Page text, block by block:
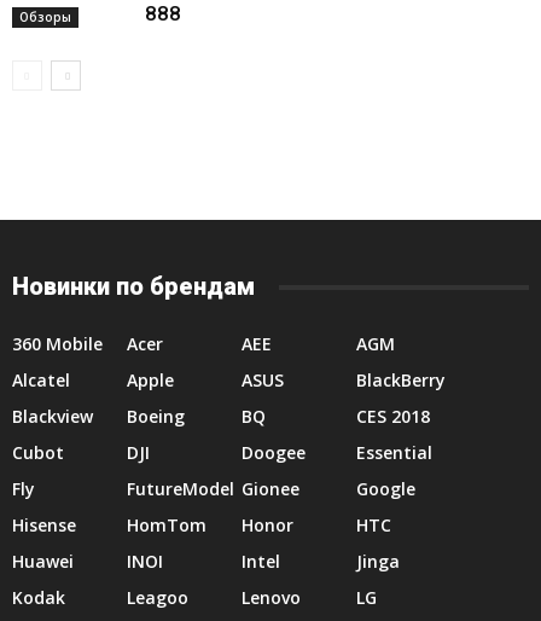
Обзоры
888
Новинки по брендам
360 Mobile Acer AEE
AGM
Alcatel
Apple ASUS
BlackBerry
Blackview
Boeing BQ
CES 2018
Cubot
DJI Doogee
Essential
Fly
FutureModel Gionee
Google
Hisense
HomTom Honor
HTC
Huawei
INOI Intel
Jinga
Kodak
Leagoo Lenovo
LG